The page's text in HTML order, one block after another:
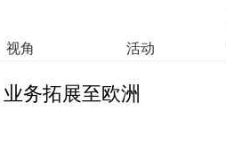
视角 活动
务拓展至欧洲